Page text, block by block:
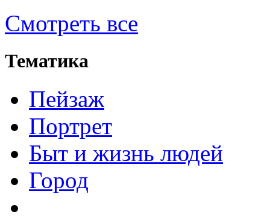
Смотреть все
Тематика
Пейзаж
Портрет
Быт и жизнь людей
Город